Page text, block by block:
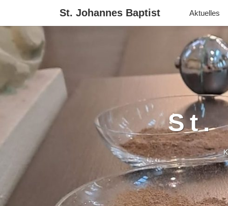
St. Johannes Baptist Aktuelles
St.